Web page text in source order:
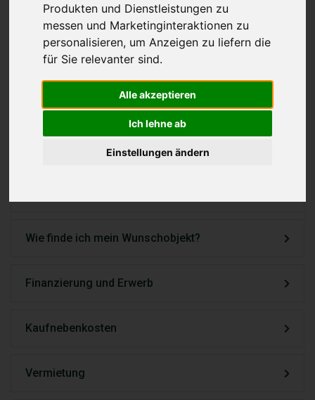
Produkten und Dienstleistungen zu
messen und Marketinginteraktionen zu
personalisieren, um Anzeigen zu liefern die
für Sie relevanter sind.
Alle akzeptieren
Ich lehne ab
Einstellungen ändern
Warum Dubai?
Immobilienmarkt in Dubai
Staatliche Institutionen
Eigentumsrechte in Dubai
Wie finde ich mein Wunschobjekt?
Finanzierung und Erwerb
Kaufnebenkosten
Vermietung